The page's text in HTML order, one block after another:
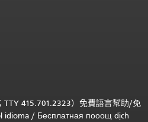
TTY 415.701.2323）免費語言幫助/免
idioma / Бесплатная пооощ dịch